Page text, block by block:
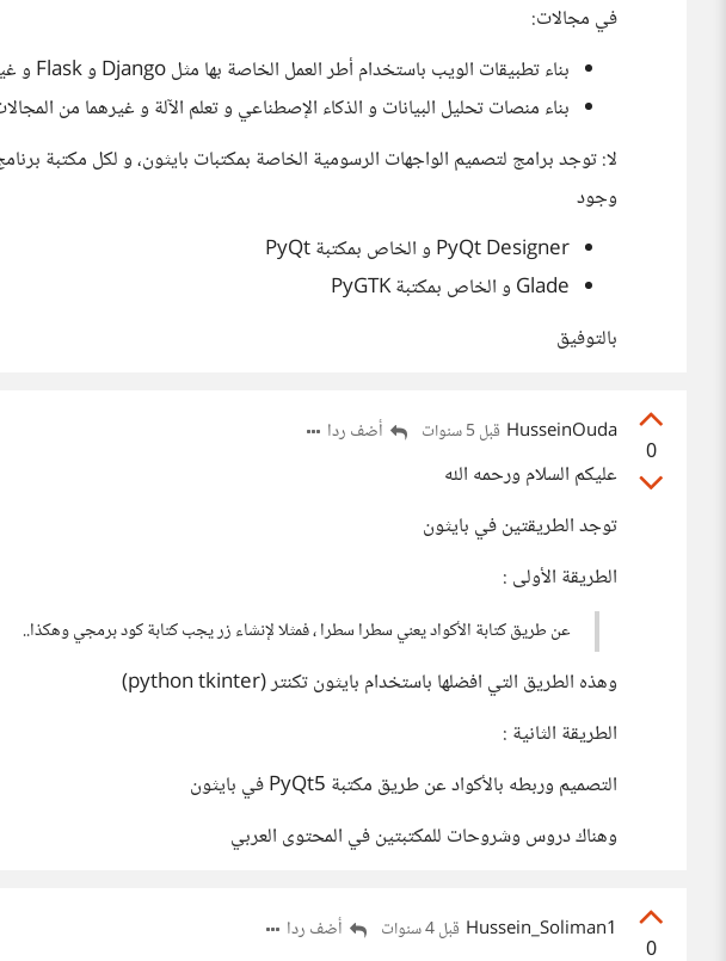
في مجالات:
بناء تطبيقات الويب باستخدام أطر العمل الخاصة بها مثل Django و Flask و غيرهما
بناء منصات تحليل البيانات و الذكاء الإصطناعي و تعلم الآلة و غيرهما من
لا: توجد برامج لتصميم الواجهات الرسومية الخاصة بمكتبات بايثون، و لكل مكتبة
وجود
PyQt Designer و الخاص بمكتبة PyQt
Glade و الخاص بمكتبة PyGTK
بالتوفيق
0
HusseinOuda قبل 5 سنوات أضف ردا
عليكم السلام ورحمه الله
توجد الطريقتين في بايثون
الطريقة الأولى :
عن طريق كتابة الأكواد يعني سطرا سطرا ، فمثلا لإنشاء زر يجب كتابة كود برمجي وهكذا..
وهذه الطريق التي افضلها باستخدام بايثون تكنتر (python tkinter)
الطريقة الثانية :
التصميم وربطه بالأكواد عن طريق مكتبة PyQt5 في بايثون
وهناك دروس وشروحات للمكتبتين في المحتوى العربي
0
Hussein_Soliman1 قبل 4 سنوات أضف ردا